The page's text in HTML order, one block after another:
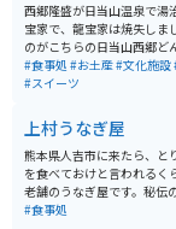
西郷隆盛が日当山温泉で湯
宝家で、龍宝家は焼失しま
のがこちらの日当山西郷ど
を十数回訪れ、温泉や狩り
日当山西郷どん村には、西
本庭園があり、入場無料で
元食材を中心としたレスト
ります。 また、日当山温泉の湯を引いた足湯(無料)があ
ります。入り口目の前に無
#食事処 #お土産#文化施設
#スイーツ
上村うなぎ屋
熊本県人吉市に来たら、と
を食べておけと言われるく
老舗のうなぎ屋です。秘伝
です。県内外から多くのお
#食事処